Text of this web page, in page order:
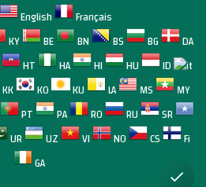
English
Français
KY BE BN BS BG
DA
HT HA HI HU
ID
KK KO KU LA MS
MY
PT PA RO RU
SR
UR UZ VI NO CS
Fi
GA